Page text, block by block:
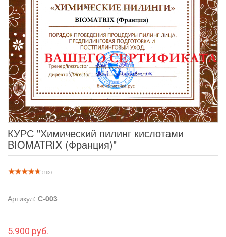
КУРС "Химический пилинг кислотами
BIOMATRIX (Франция)"
( 160 )
Артикул: С-003
5.900 руб.